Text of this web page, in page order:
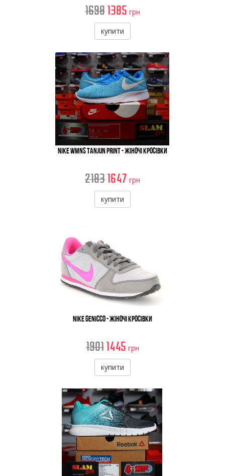
16981385 грн
купити
Nike WMNS Tanjun Print - Жіночі Кросівки
21831647 грн
купити
Nike Genicco - Жіночі Кросівки
19011445 грн
купити